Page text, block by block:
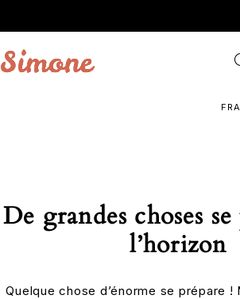
De grandes choses
l’horizon
Quelque chose d’énorme se prépare